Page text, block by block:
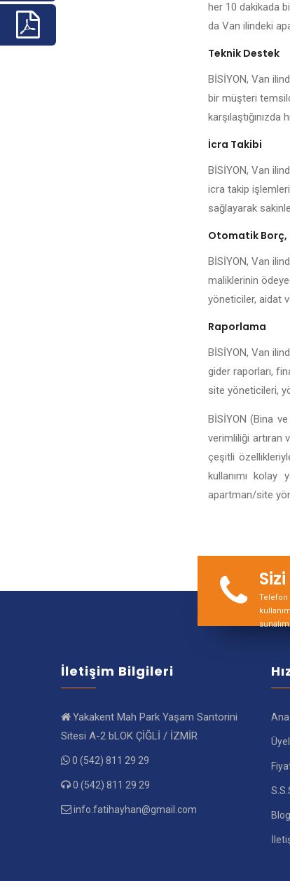
her 10 dakikada
da Van ilindeki
Teknik Destek
BİSİYON, Van
bir müşteri
İcra Takibi
BİSİYON, Van
icra takip
sağlayarak
Otomatik Borç,
BİSİYON, Van
maliklerinin
yöneticiler, aidat
Raporlama
BİSİYON, Van
gider raporları,
site yöneticileri,
BİSİYON (Bina
verimliliği artıran
çeşitli
kullanımı kolay
apartman/site
Telefon
İletişim Bilgileri
Yakakent Mah Park Yaşam Santorini
Sitesi A-2 bLOK ÇİĞLİ / İZMİR
0 (542) 811 29 29
0 (542) 811 29 29
info.fatihayhan@gmail.com Blog